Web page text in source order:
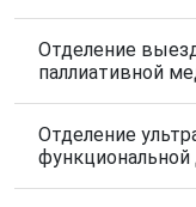
Отделение
паллиативной
Отделение
функциональной